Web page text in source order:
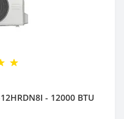
- 12000 BTU